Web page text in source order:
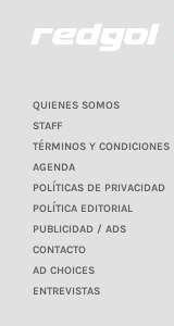
QUIENES SOMOS
STAFF
TÉRMINOS Y CONDICIONES
AGENDA
POLÍTICAS DE PRIVACIDAD
POLÍTICA EDITORIAL
PUBLICIDAD / ADS
CONTACTO
AD CHOICES
ENTREVISTAS